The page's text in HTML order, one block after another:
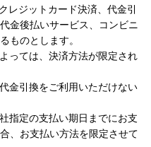
レジットカード決済、代金引
金後払いサービス、コンビニ
ものとします。
っては、決済方法が限定され
金引換をご利用いただけない
指定の支払い期日までにお支
、お支払い方法を限定させて